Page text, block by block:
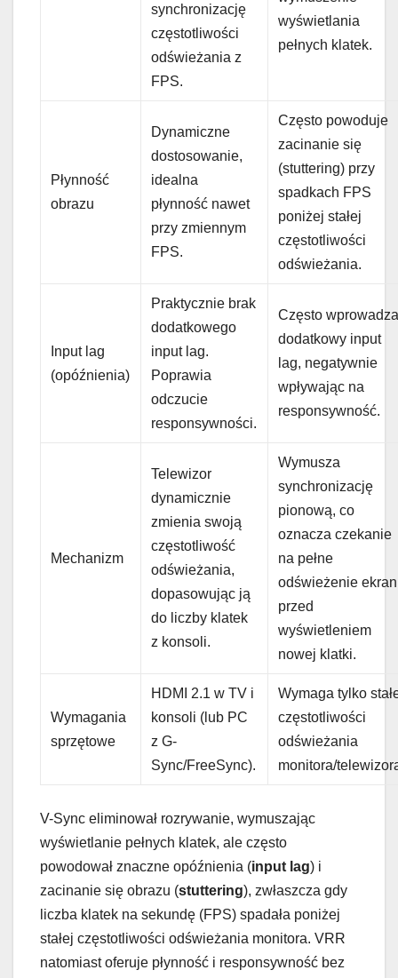
synchronizację
częstotliwości
odświeżania z
FPS.
wyświetlania
pełnych klatek.
Płynność
obrazu
Dynamiczne
dostosowanie,
idealna
płynność nawet
przy zmiennym
FPS.
Często powoduje
zacinanie się
(stuttering) przy
spadkach FPS
poniżej stałej
częstotliwości
odświeżania.
Input lag
(opóźnienia)
Praktycznie brak
dodatkowego
input lag.
Poprawia
odczucie
responsywności.
Często
dodatkowy input
lag, negatywnie
wpływając na
responsywność.
Mechanizm
Telewizor
dynamicznie
zmienia swoją
częstotliwość
odświeżania,
dopasowując ją
do liczby klatek
z konsoli.
Wymusza
synchronizację
pionową, co
oznacza czekanie
na pełne
odświeżenie
przed
wyświetleniem
nowej klatki.
Wymagania
sprzętowe
HDMI 2.1 w TV i
konsoli (lub PC
z G-
Sync/FreeSync).
Wymaga tylko
częstotliwości
odświeżania
monitora/
V-Sync eliminował rozrywanie, wymuszając
wyświetlanie pełnych klatek, ale często
powodował znaczne opóźnienia (input lag) i
zacinanie się obrazu (stuttering), zwłaszcza gdy
liczba klatek na sekundę (FPS) spadała poniżej
stałej częstotliwości odświeżania monitora. VRR
natomiast oferuje płynność i responsywność bez